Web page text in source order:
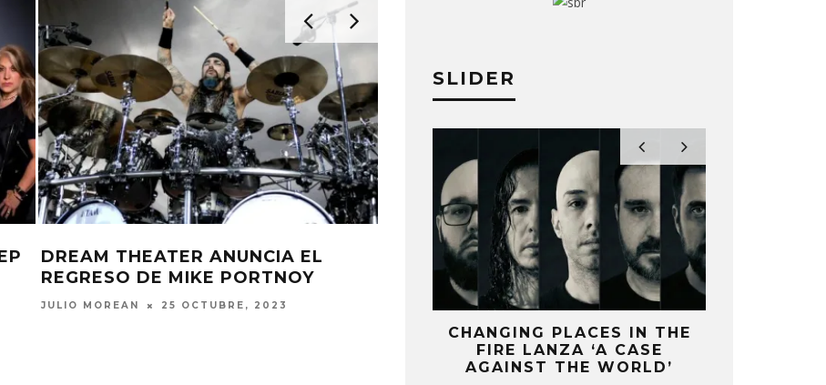
DREAM THEATER ANUNCIA EL
REGRESO DE MIKE PORTNOY
JULIO MOREAN 25 OCTUBRE, 2023
DREAM THEATER VUELVE A SU
SONIDO MÁS DIRECTO EN SU
DISCO ‘DISTANCE OVER TIME’
ERNESTO RODRIGUEZ 22 FEBRERO, 2019
SLIDER
CHANGING PLACES IN THE
FIRE LANZA ‘A CASE
AGAINST THE WORLD’